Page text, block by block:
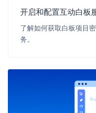
开启和配置互动白板
了解如何获取白板项目
务。